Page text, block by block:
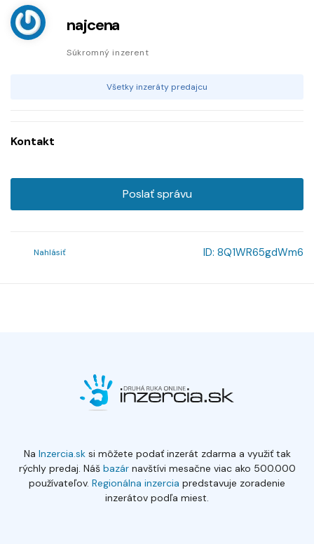
najcena
Súkromný inzerent
Všetky inzeráty predajcu
Kontakt
Poslať správu
Nahlásiť ID: 8Q1WR65gdWm6
Na Inzercia.sksi môžete podať inzerát zdarma a využiť tak
rýchly predaj. Náš bazárnavštívi mesačne viac ako 500.000
používateľov. Regionálna inzercia predstavuje zoradenie
inzerátov podľa miest.